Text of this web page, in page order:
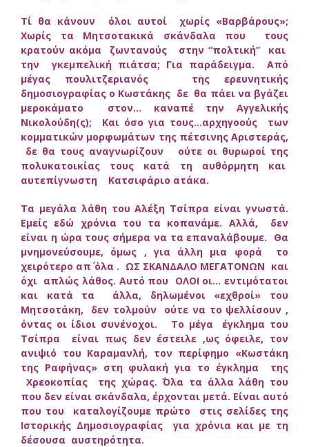
Τί θα κάνουν όλοι αυτοί χωρίς «Βαρβάρους»;
Χωρίς τα Μητσοτακικά σκάνδαλα που τους
κρατούν ακόμα ζωντανούς στην “πολτική” και
την γκεμπελική πιάτσα; Για παράδειγμα. Από
μέγας πουλιτζεριανός της ερευνητικής
δημοσιογραφίας ο Κωστάκης δε θα πάει να βγάζει
μεροκάματο στον… καναπέ την Αγγελικής
Νικολούδη(ς); Και όσο για τους…αρχηγοούς των
κομματικών μορφωμάτων της πέτσινης Αριστεράς,
δε θα τους αναγνωρίζουν ούτε οι θυρωροί της
πολυκατοικίας τους κατά τη αυθόρμητη και
αυτεπίγνωστη Κατσιφάριο ατάκα.
Τα μεγάλα λάθη του Αλέξη Τσίπρα είναι γνωστά.
Εμείς εδώ χρόνια του τα κοπανάμε. Αλλά, δεν
είναι η ώρα τους σήμερα να τα επαναλάβουμε. Θα
μνημονεύσουμε, όμως , για άλλη μια φορά το
χειρότερο απ΄ όλα . ΩΣ ΣΚΑΝΔΑΛΟ ΜΕΓΑΤΟΝΩΝ και
όχι απλώς λάθος. Αυτό που ΟΛΟΙ οι… εντιμότατοι
και κατά τα άλλα, δηλωμένοι «εχθροί» του
Μητσοτάκη, δεν τολμούν ούτε να το ψελλίσουν ,
όντας οι ίδιοι συνένοχοι. Το μέγα έγκλημα του
Τσίπρα είναι πως δεν έστειλε ,ως όφειλε, τον
ανιψιό του Καραμανλή, τον περίφημο «Κωστάκη
της Ραφήνας» στη φυλακή για το έγκλημα της
Χρεοκοπίας της χώρας. ΄Όλα τα άλλα λάθη του
που δεν είναι σκάνδαλα, έρχονται μετά. Είναι αυτό
που του καταλογίζουμε πρώτο στις σελίδες της
Ιστορικής Δημοσιογραφίας για χρόνια και με τη
δέσουσα αυστηρότητα.